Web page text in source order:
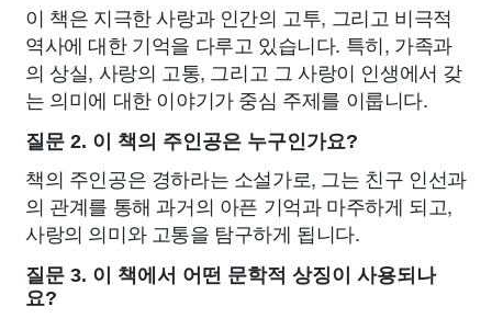
이 책은 지극한 사랑과 인간의 고투, 그리고 비극적
역사에 대한 기억을 다루고 있습니다. 특히, 가족과
의 상실, 사랑의 고통, 그리고 그 사랑이 인생에서 갖
는 의미에 대한 이야기가 중심 주제를 이룹니다.
질문 2. 이 책의 주인공은 누구인가요?
책의 주인공은 경하라는 소설가로, 그는 친구 인선과
의 관계를 통해 과거의 아픈 기억과 마주하게 되고,
사랑의 의미와 고통을 탐구하게 됩니다.
질문 3. 이 책에서 어떤 문학적 상징이 사용되나
요?